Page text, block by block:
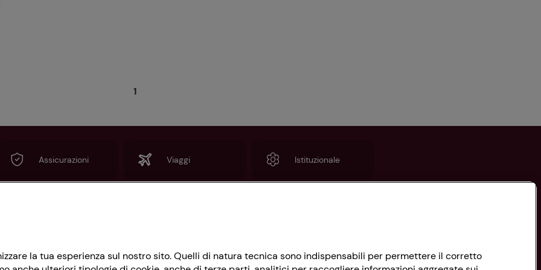
1
Assicurazioni Viaggi Istituzionale
Privacy Policy
la tua esperienza sul nostro sito. Quelli di natura tecnica sono indispensabili per permettere il corretto